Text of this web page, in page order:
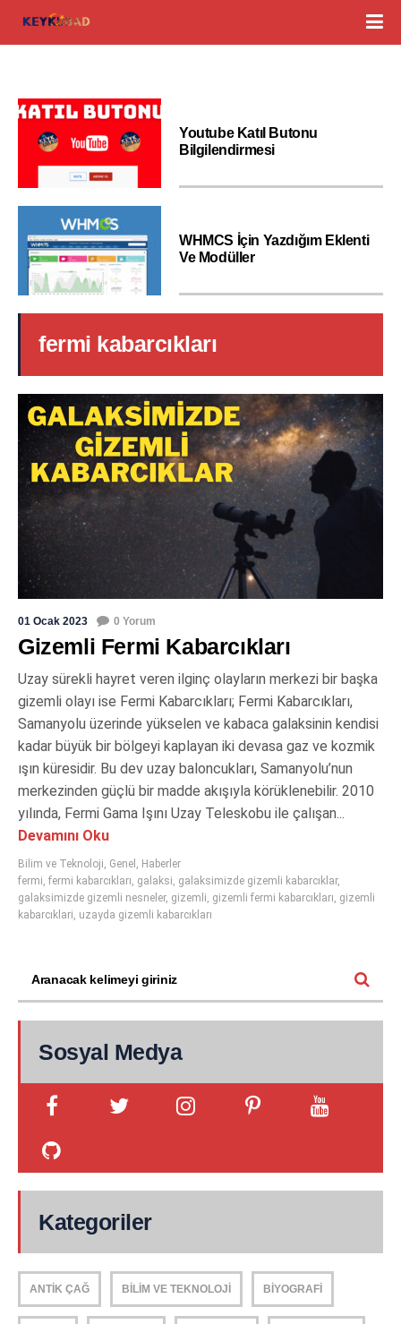
Youtube Katıl Butonu
Bilgilendirmesi
WHMCS İçin Yazdığım Eklenti
Ve Modüller
fermi kabarcıkları
01 Ocak 2023 0 Yorum
Gizemli Fermi Kabarcıkları
Uzay sürekli hayret veren ilginç olayların merkezi bir başka
gizemli olayı ise Fermi Kabarcıkları; Fermi Kabarcıkları,
Samanyolu üzerinde yükselen ve kabaca galaksinin kendisi
kadar büyük bir bölgeyi kaplayan iki devasa gaz ve kozmik
ışın küresidir. Bu dev uzay baloncukları, Samanyolu’nun
merkezinden güçlü bir madde akışıyla körüklenebilir. 2010
yılında, Fermi Gama Işını Uzay Teleskobu ile çalışan...
Devamını Oku
Bilim ve Teknoloji, Genel , Haberler
fermi, fermi kabarcıkları, galaksi, galaksimizde gizemli kabarcıklar,
galaksimizde gizemli nesneler, gizemli, gizemli fermi kabarcıkları, gizemli
kabarcıklari, uzayda gizemli kabarcıkları
Sosyal Medya
Kategoriler
ANTIK ÇAĞ BILIM VE TEKNOLOJI BIYOGRAFI